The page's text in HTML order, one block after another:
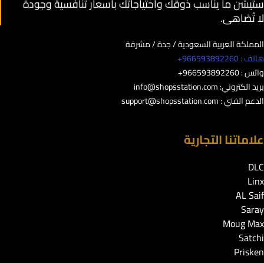
لا تُضاهى.
المملكة العربية السعودية / جدة / مشرفة
هاتف : 966593892260+
واتس : 966593892260+
بريد الكتروني:info@shopsstation.com
الدعم الفني :support@shopsstation.com
علاماتنا التجارية
DLC
Linx
AL Saif
Saray
Moug Max
Satchi
Prisken